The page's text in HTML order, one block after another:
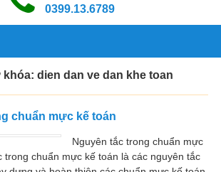
0399.13.6789
khóa: dien dan ve dan khe toan
chuẩn mực kế toán
Nguyên tắc trong chuẩn mực
trong chuẩn mực kế toán là các nguyên tắc